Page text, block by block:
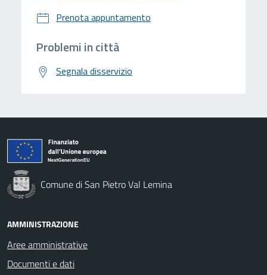
Prenota appuntamento
Problemi in città
Segnala disservizio
Comune di San Pietro Val Lemina
AMMINISTRAZIONE
Aree amministrative
Documenti e dati